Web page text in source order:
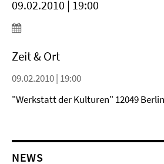
09.02.2010 | 19:00
Zeit & Ort
09.02.2010 | 19:00
"Werkstatt der Kulturen" 12049
NEWS